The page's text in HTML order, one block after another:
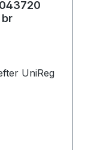
UniReg